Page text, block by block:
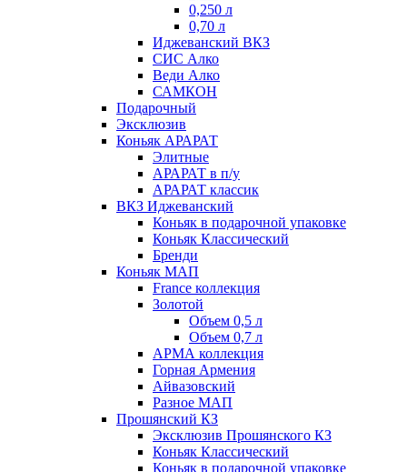
0,250 л
0,70 л
Иджеванский ВКЗ
СИС Алко
Веди Алко
САМКОН
Подарочный
Эксклюзив
Коньяк АРАРАТ
Элитные
АРАРАТ в п/у
АРАРАТ классик
ВКЗ Иджеванский
Коньяк в подарочной упаковке
Коньяк Классический
Бренди
Коньяк МАП
France коллекция
Золотой
Объем 0,5 л
Объем 0,7 л
АРМА коллекция
Горная Армения
Айвазовский
Разное МАП
Прошянский КЗ
Эксклюзив Прошянского КЗ
Коньяк Классический
Коньяк в подарочной упаковке